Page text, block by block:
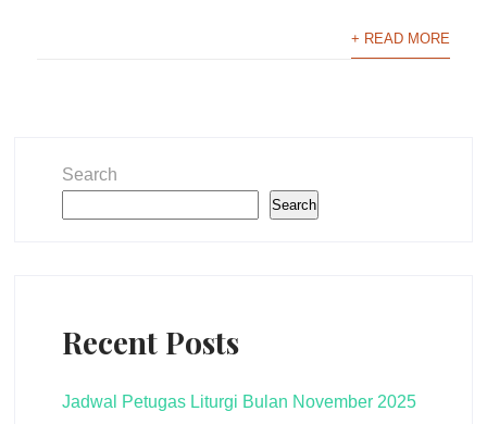
+ READ MORE
Search
Search
Recent Posts
Jadwal Petugas Liturgi Bulan November 2025